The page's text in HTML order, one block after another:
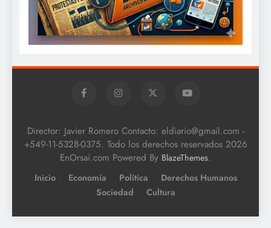
Director: Javier Romero Contacto: eldiario@gmail.com -
+549-11-5328-0375. Todo los derechos reservados 2026
EnOrsai.com Powered By BlazeThemes.
Inicio Economía Política
Derechos Humanos
Sociedad
Cultura